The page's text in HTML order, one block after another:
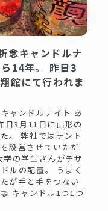
念キャンドルナ
14年。 昨日3
館にて行われま
ャンドルナイト あ
日3月11日に山形の
。 弊社ではテント
設営させていただ
の学生さんがデザ
ルの配置。 うまく
が手と手をつない
キャンドル1つ1つ